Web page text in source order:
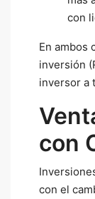
con
En ambos
inversión
inversor a
con
con el